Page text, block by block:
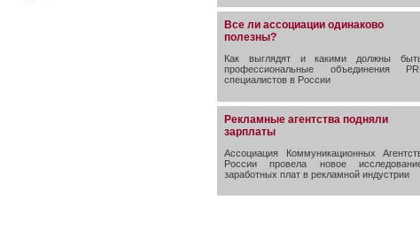
Все ли ассоциации одинаково
полезны?
Как выглядят и какими должны
профессиональные объединения
специалистов в России
Рекламные агентства подняли
зарплаты
Ассоциация Коммуникационных
России провела новое
заработных плат в рекламной индустрии